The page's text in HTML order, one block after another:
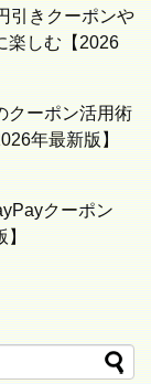
引きクーポンや
楽しむ【2026
クーポン活用術
年最新版】
クーポン
】